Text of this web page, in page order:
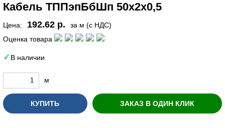
Кабель ТППэпБбШп 50х2х0,5
Цена: 192.62 р.
за м (с НДС)
Оценка товара
В наличии
м
КУПИТЬ ЗАКАЗ В ОДИН КЛИК